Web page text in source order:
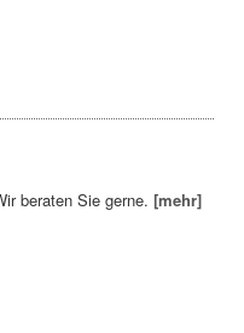
beraten Sie gerne.[mehr]